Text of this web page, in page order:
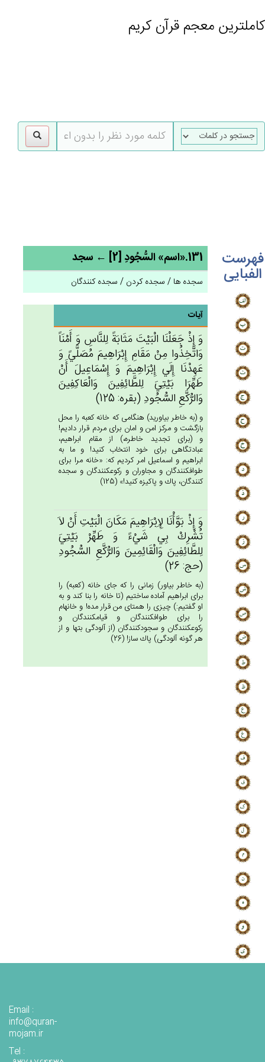
کاملترین معجم قرآن کریم
فهرست
الفبایی
131.«اسم» السُّجُودِ [2] ← سجد
سجده ها / سجده کردن / سجده کنندگان
آیات
وَ إِذْ جَعَلْنَا الْبَيْت‌َ مَثَابَة‌ً لِلنَّاس‌ِ وَ أَمْنَاً
وَاتَّخِذُوا مِن‌ْ مَقَام‌ِ إِبْرَاهِيم‌َ مُصَلَّيً‌ وَ
عَهِدْنَا إِلَي‌ إِبْرَاهِيم‌َ وَ إِسْمَاعِيل‌َ أَنْ‌
طَهِّرَا بَيْتِي‌َ لِلطَّائِفِين‌َ وَالْعَاكِفِين‌َ
وَالرُّكَّع‌ِ السُّجُودِ (بقره: 125)
و (به خاطر بياوريد) هنگامى كه خانه كعبه را محل
بازگشت و مركز امن و امان براى مردم قرار داديم!
و (براى تجديد خاطره،) از مقام ابراهيم،
عبادتگاهى براى خود انتخاب كنيد! و ما به
ابراهيم و اسماعيل امر كرديم كه: «خانه مرا براى
طواف‏كنندگان و مجاوران و ركوع‏كنندگان و سجده
كنندگان، پاك و پاكيزه كنيد!» (125)
وَ إِذْ بَوَّأْنَا لِإِبْرَاهِيم‌َ مَكَان‌َ الْبَيْت‌ِ أَنْ‌ لاَ
تُشْرِك‌ْ بِي‌ شَيْءً وَ طَهِّرْ بَيْتِي‌َ
لِلطَّائِفِين‌َ وَالْقَائِمِين‌َ وَالرُّكَّع‌ِ السُّجُودِ
(حج: 26)
(به خاطر بياور) زمانى را كه جاى خانه (كعبه) را
براى ابراهيم آماده ساختيم (تا خانه را بنا كند و به
او گفتيم:) چيزى را همتاى من قرار مده! و خانه‏ام
را براى طواف‏كنندگان و قيام‏كنندگان و
ركوع‏كنندگان و سجودكنندگان (از آلودگى بتها و از
هر گونه آلودگى) پاك ساز! (26)
Email :
info@quran-
mojam.ir
Tel :